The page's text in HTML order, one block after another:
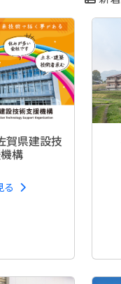
賀県建設技
構
る